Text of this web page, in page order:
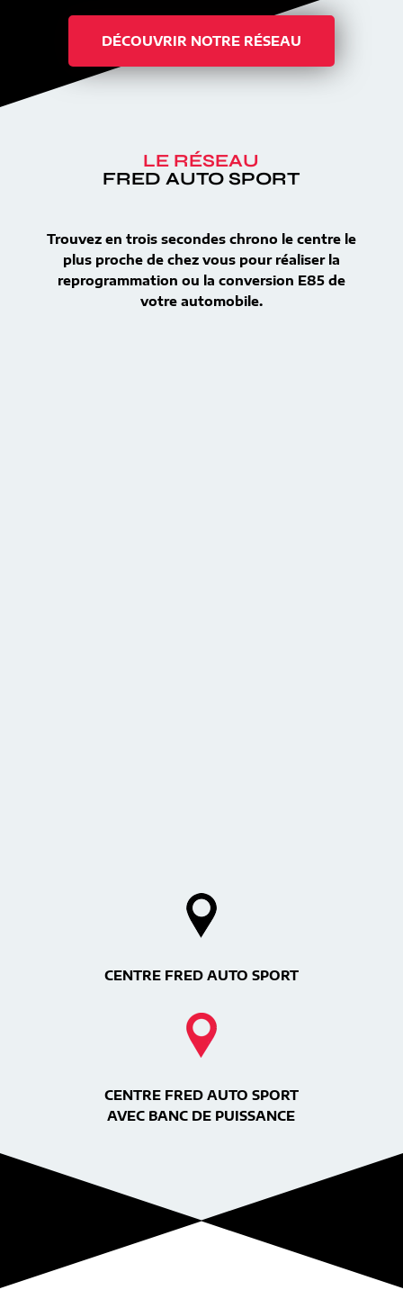
DÉCOUVRIR NOTRE RÉSEAU
LE RÉSEAU
FRED AUTO SPORT
Trouvez en trois secondes chrono le centre le
plus proche de chez vous pour réaliser la
reprogrammation ou la conversion E85 de
votre automobile.
CENTRE FRED AUTO SPORT
CENTRE FRED AUTO SPORT
AVEC BANC DE PUISSANCE